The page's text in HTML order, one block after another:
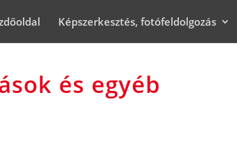
Képszerkesztés, fotófeldolgozás
és egyéb